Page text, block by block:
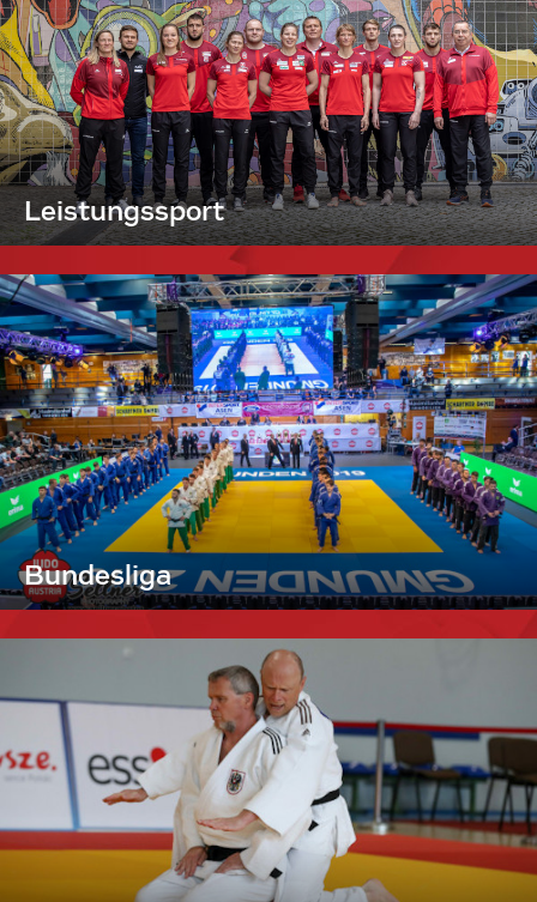
Leistungssport
Bundesliga